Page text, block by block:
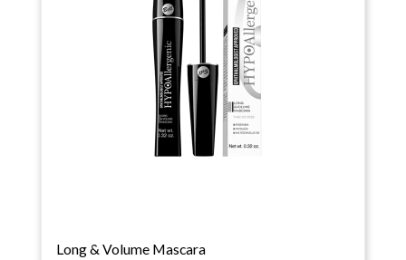
Long & Volume Mascara